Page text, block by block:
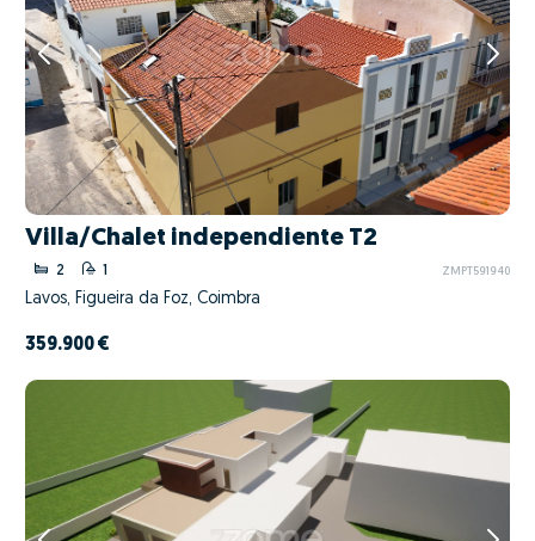
Villa/Chalet independiente T2
2 1 ZMPT591940
Lavos, Figueira da Foz, Coimbra
359.900 €